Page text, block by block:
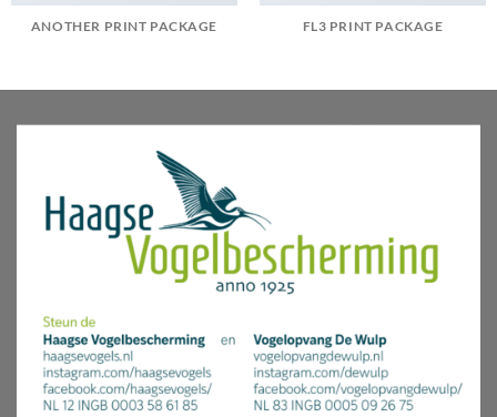
ANOTHER PRINT PACKAGE FL3 PRINT PACKAGE